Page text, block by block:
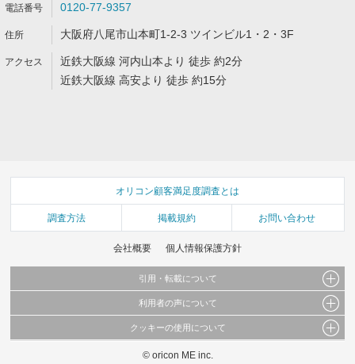
0120-77-9357
大阪府八尾市山本町1-2-3 ツインビル1・2・3F
近鉄大阪線 河内山本より 徒歩 約2分
近鉄大阪線 高安より 徒歩 約15分
オリコン顧客満足度調査とは
調査方法 掲載規約 お問い合わせ
会社概要 個人情報保護方針
引用・転載について
当サイトで公開されている情報（文字、写真、イラスト、画像データ等）及びこれらの配
これらの情報を権利者の許可なく無断転載・複製などの二次利用を行うことは固く禁じて
利用者の声について
当サイトに掲載している内容はすべてサービスの利用者が提出された見解・感想です。
弊社の見解・ 意見ではないことをご理解いただいた上でご覧ください。
クッキーの使用について
このサイトでは Cookie を使用して、ユーザーに合わせたコンテンツや広告の表示、ソー
© oricon ME inc.